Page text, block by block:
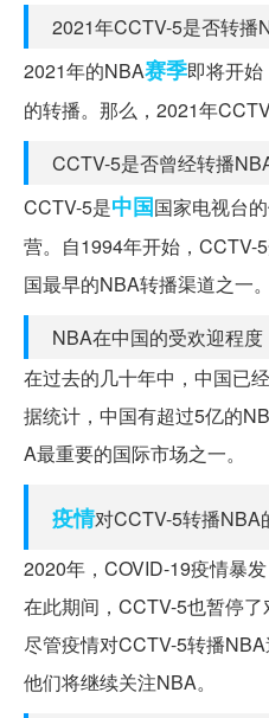
2021年CCTV-5是否转播
2021年的NBA赛季即将开
的转播。那么，2021年
CCTV-5是否曾经转播
CCTV-5是中国国家电视台
营。自1994年开始，CCTV-
国最早的NBA转播渠道之一。
NBA在中国的受欢迎程度
在过去的几十年中，中国已
据统计，中国有超过5亿的
A最重要的国际市场之一。
疫情对CCTV-5转播NBA
2020年，COVID-19疫情暴
在此期间，CCTV-5也暂停
尽管疫情对CCTV-5转播
他们将继续关注NBA。